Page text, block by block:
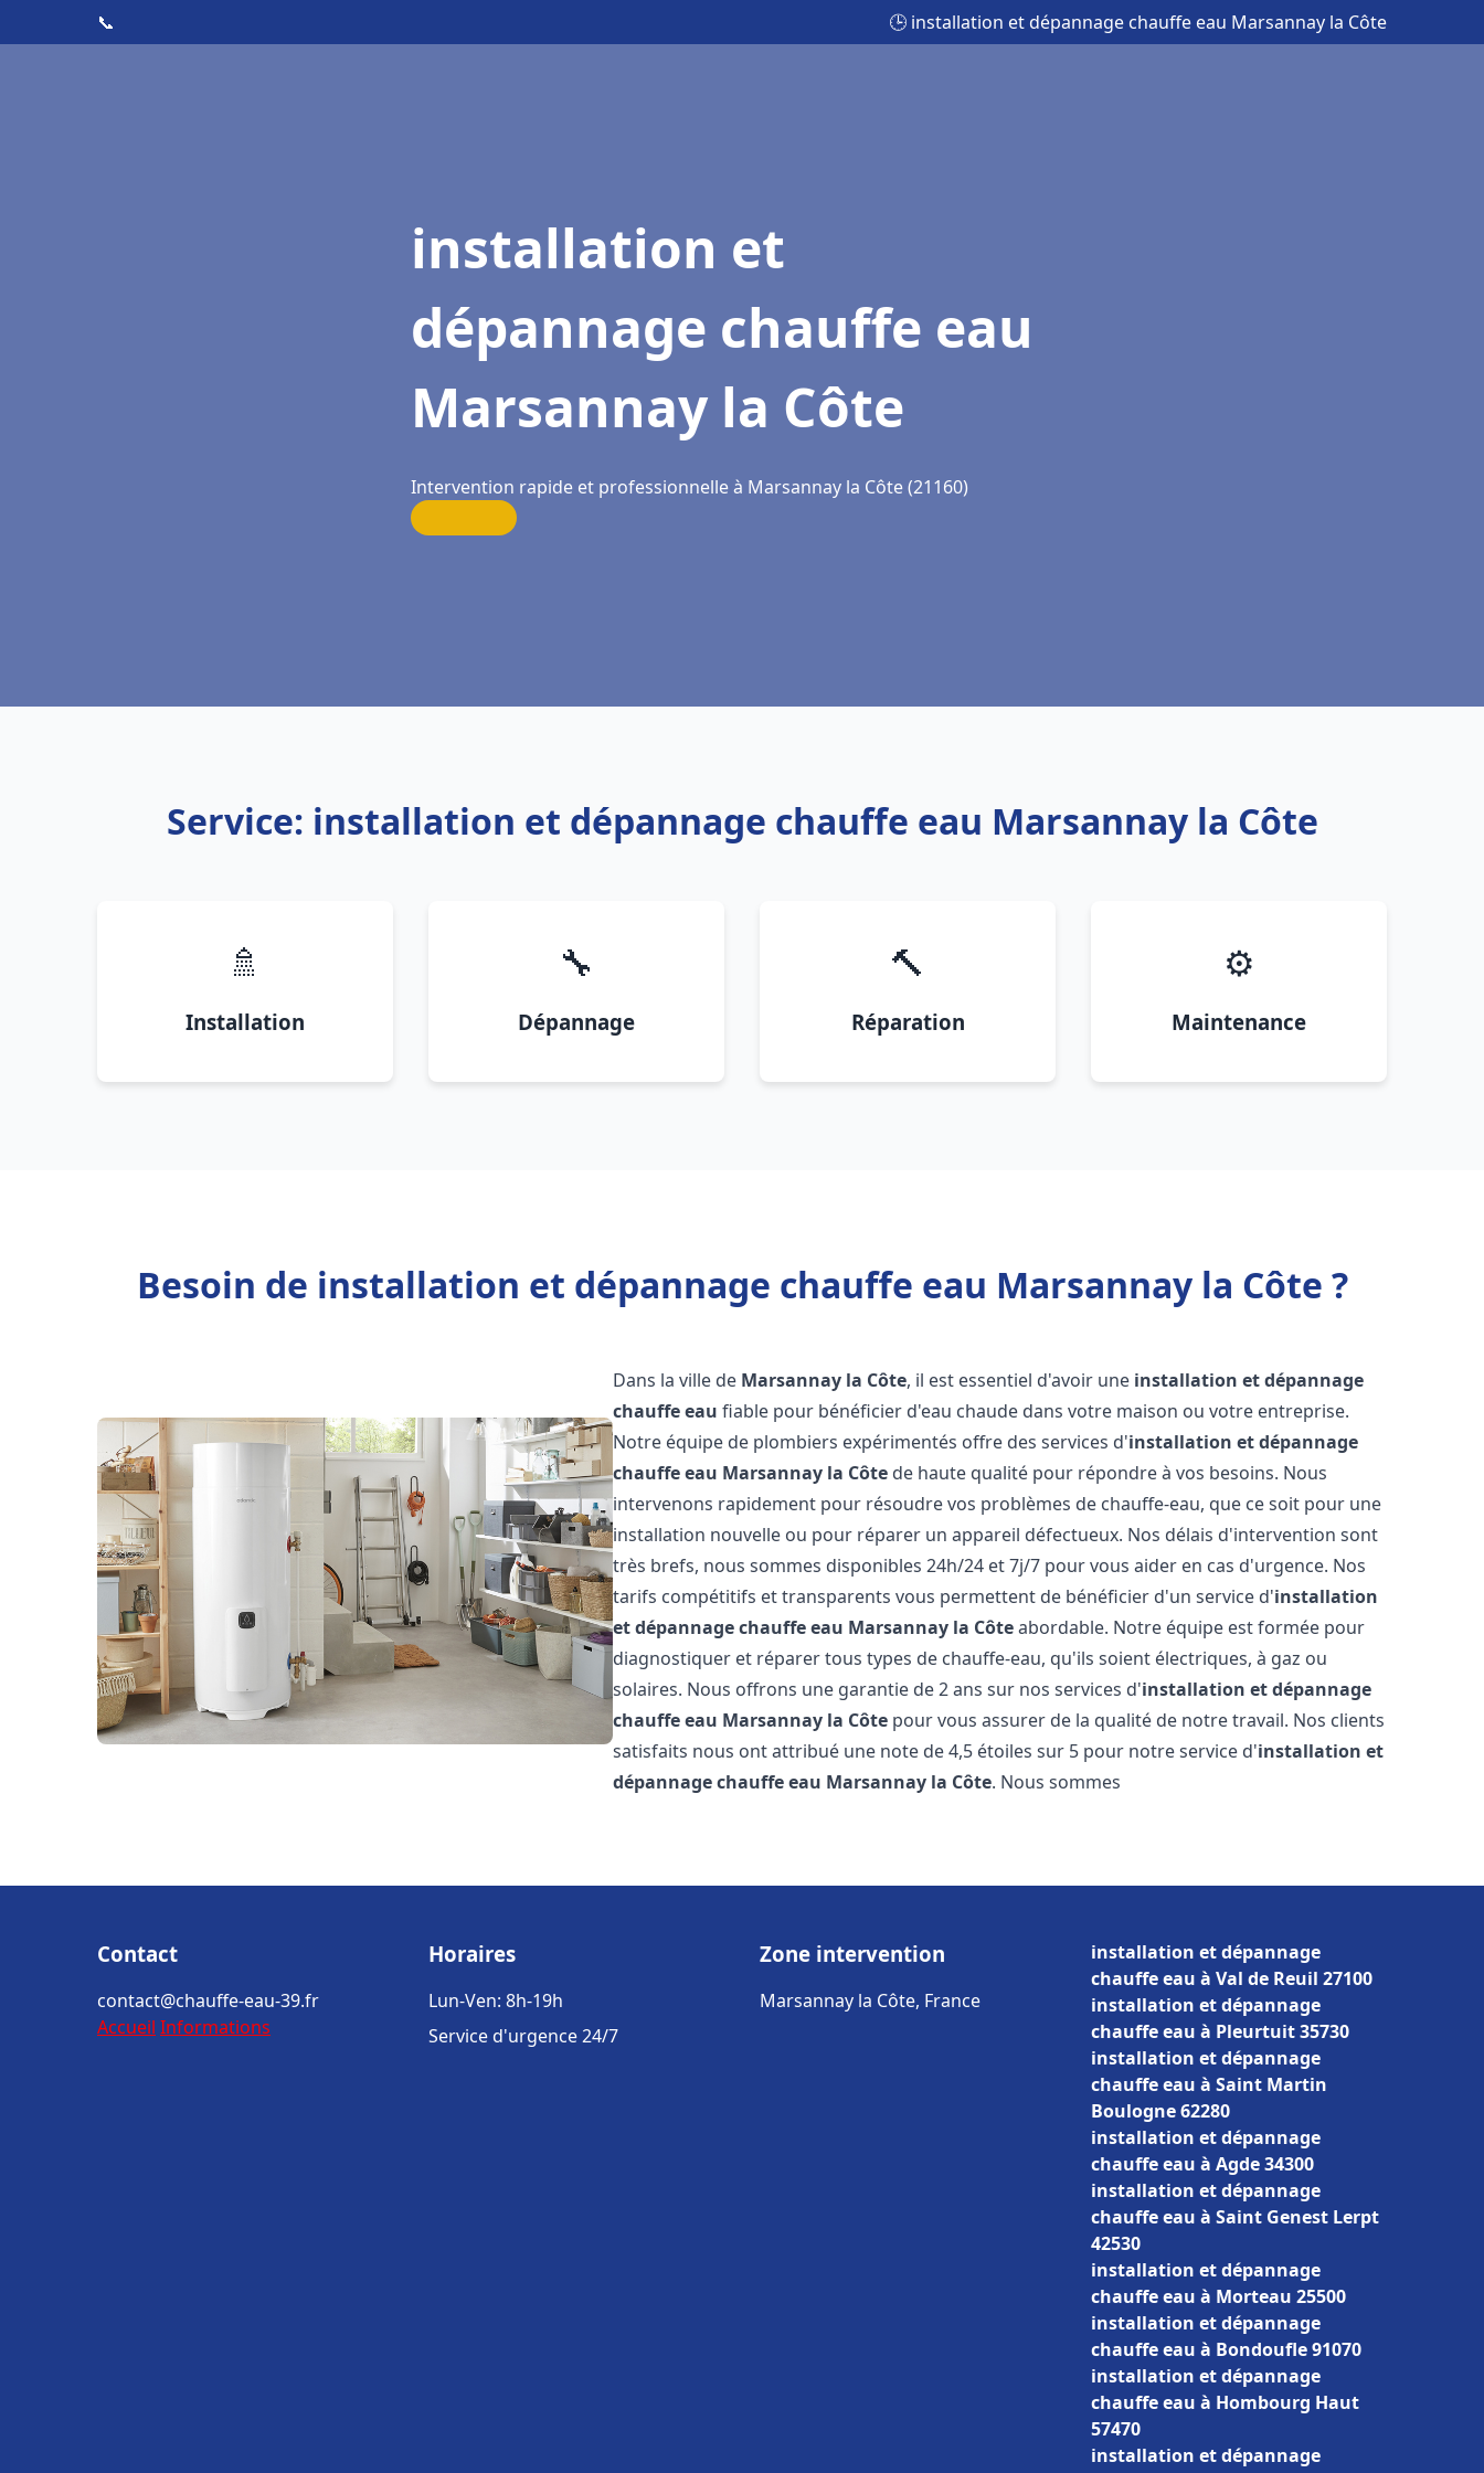
📞 🕒 installation et dépannage chauffe eau Marsannay la Côte
installation et
dépannage chauffe eau
Marsannay la Côte
Intervention rapide et professionnelle à Marsannay la Côte (21160)
Service: installation et dépannage chauffe eau Marsannay la Côte
🚿
Installation
🔧
Dépannage
🔨
Réparation
⚙️
Maintenance
Besoin de installation et dépannage chauffe eau Marsannay la Côte ?
Dans la ville de Marsannay la Côte, il est essentiel d'avoir une installation et dépannage
chauffe eau fiable pour bénéficier d'eau chaude dans votre maison ou votre entreprise.
Notre équipe de plombiers expérimentés offre des services d'installation et dépannage
chauffe eau Marsannay la Côte de haute qualité pour répondre à vos besoins. Nous
intervenons rapidement pour résoudre vos problèmes de chauffe-eau, que ce soit pour une
installation nouvelle ou pour réparer un appareil défectueux. Nos délais d'intervention sont
très brefs, nous sommes disponibles 24h/24 et 7j/7 pour vous aider en cas d'urgence. Nos
tarifs compétitifs et transparents vous permettent de bénéficier d'un service d'installation
et dépannage chauffe eau Marsannay la Côteabordable. Notre équipe est formée pour
diagnostiquer et réparer tous types de chauffe-eau, qu'ils soient électriques, à gaz ou
solaires. Nous offrons une garantie de 2 ans sur nos services d'installation et dépannage
chauffe eau Marsannay la Côte pour vous assurer de la qualité de notre travail. Nos clients
satisfaits nous ont attribué une note de 4,5 étoiles sur 5 pour notre service d'installation et
dépannage chauffe eau Marsannay la Côte. Nous sommes
Contact
contact@chauffe-eau-39.fr
Accueil Informations
Horaires
Lun-Ven: 8h-19h
Service d'urgence 24/7
Zone intervention
Marsannay la Côte, France
installation et dépannage
chauffe eau à Val de Reuil 27100
installation et dépannage
chauffe eau à Pleurtuit 35730
installation et dépannage
chauffe eau à Saint Martin
Boulogne 62280
installation et dépannage
chauffe eau à Agde 34300
installation et dépannage
chauffe eau à Saint Genest Lerpt
42530
installation et dépannage
chauffe eau à Morteau 25500
installation et dépannage
chauffe eau à Bondoufle 91070
installation et dépannage
chauffe eau à Hombourg Haut
57470
installation et dépannage